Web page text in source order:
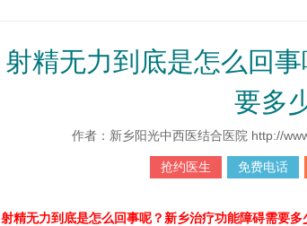
射精无力到底是怎么回
要多
作者：新乡阳光中西医结合医院 http://
抢约医生 免费电话
射精无力到底是怎么回事呢？ 新乡治疗功能障碍需要多